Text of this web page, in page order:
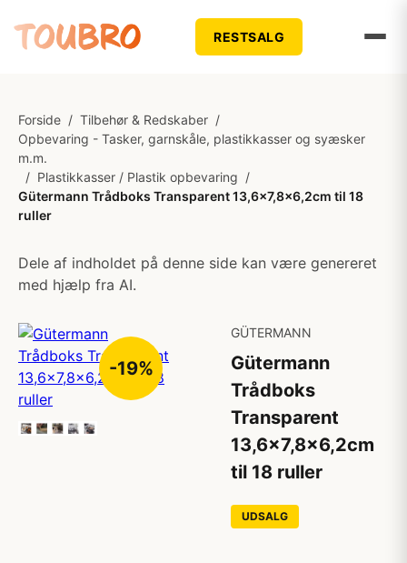
RESTSALG
Forside / Tilbehør & Redskaber /
Opbevaring - Tasker, garnskåle, plastikkasser og syæsker
m.m.
/ Plastikkasser / Plastik opbevaring /
Gütermann Trådboks Transparent 13,6x7,8x6,2cm til 18
ruller
Dele af indholdet på denne side kan være genereret
med hjælp fra AI.
-19%
GÜTERMANN
Gütermann
Trådboks
Transparent
13,6x7,8x6,2cm
til 18 ruller
UDSALG